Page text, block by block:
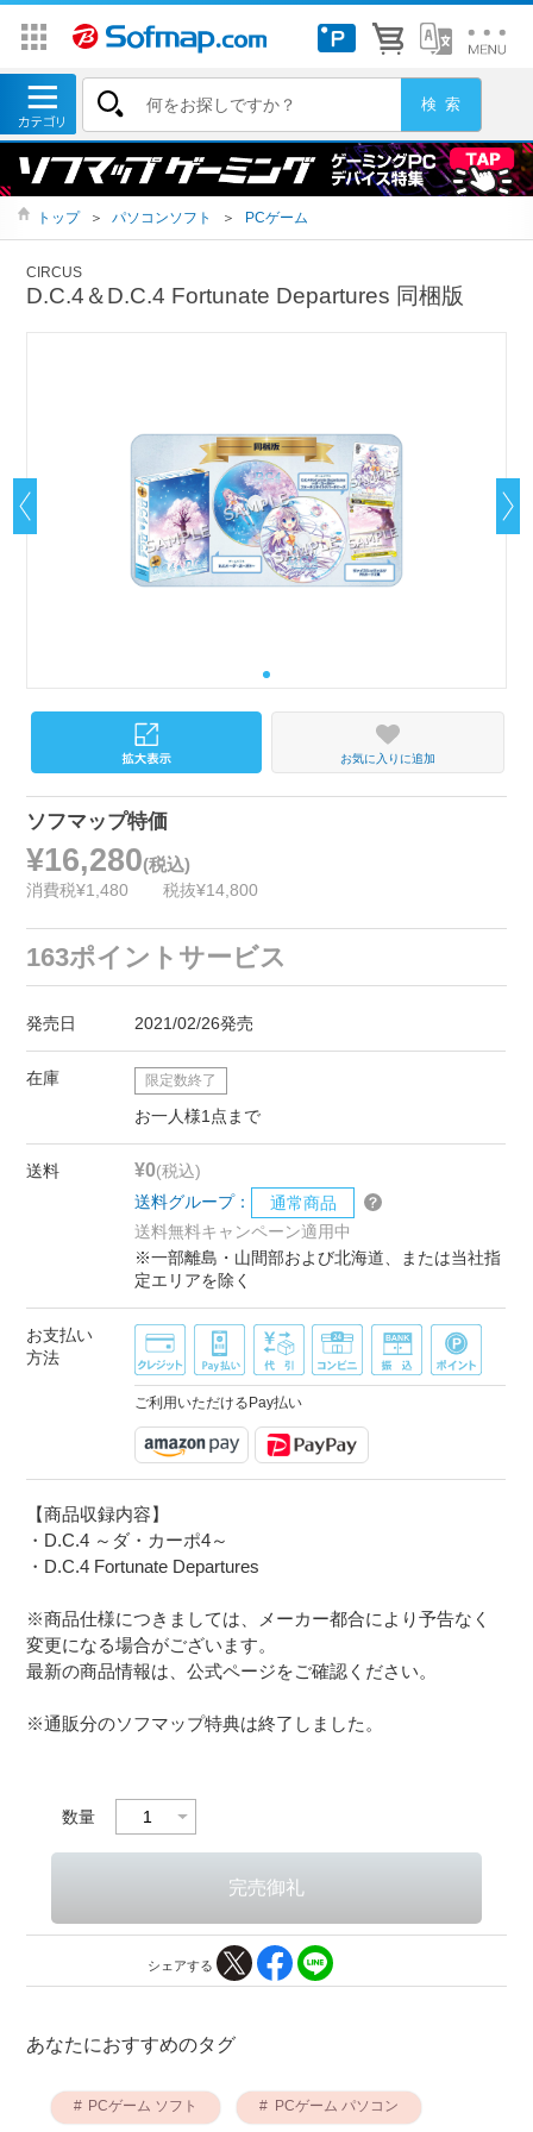
トップ ＞ パソコンソフト ＞ PCゲーム
CIRCUS
D.C.4＆D.C.4 Fortunate Departures 同梱版
お気に入りに追加
ソフマップ特価
¥16,280(税込)
消費税¥1,480 税抜¥14,800
163ポイントサービス
発売日 2021/02/26発売
在庫 限定数終了
お一人様1点まで
送料 ¥0(税込)
送料グループ：
通常商品
送料無料キャンペーン適用中
※一部離島・山間部および北海道、または当社指
定エリアを除く
お支払い
方法
ご利用いただけるPay払い
【商品収録内容】
・D.C.4 ～ダ・カーポ4～
・D.C.4 Fortunate Departures
※商品仕様につきましては、メーカー都合により予告なく
変更になる場合がございます。
最新の商品情報は、公式ページをご確認ください。
※通販分のソフマップ特典は終了しました。
数量
シェアする
あなたにおすすめのタグ
PCゲーム ソフト PCゲーム パソコン